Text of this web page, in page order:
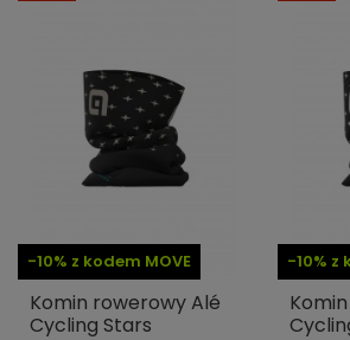
-10% z kodem MOVE
Komin rowerowy Alé
Cycling Stars
-10% z